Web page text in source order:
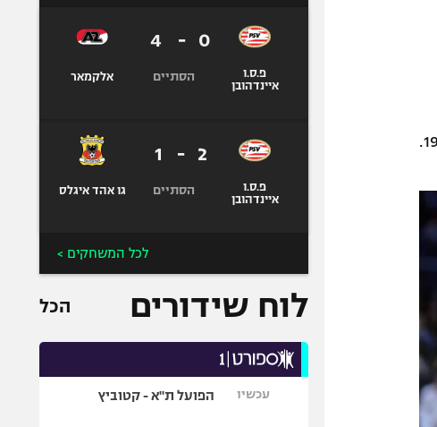
הזוי של ארבעה הפסדי בית לאלבה. נמניה נדוביץ' בלט עם 20 נקודות, רוקאס גיידרייטיס הוסיף 19.
פ.ס.ו
איינדהובן
0
-
4
הסתיים אלקמאר
פ.ס.ו
איינדהובן
2
-
1
הסתיים גו אהד איגלס
לכל המשחקים >
לוח שידורים הכל
עכשיו הפועל ת"א - קטוביץ